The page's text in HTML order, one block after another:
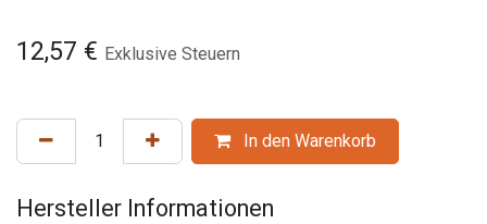
12,57 € Exklusive Steuern
In den Warenkorb
Hersteller Informationen